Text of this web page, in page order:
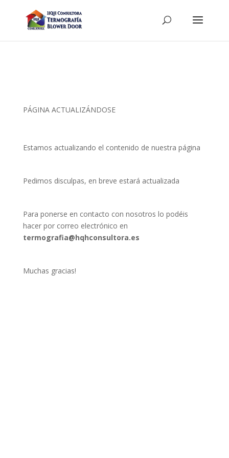
PÁGINA ACTUALIZÁNDOSE
Estamos actualizando el contenido de nuestra página
Pedimos disculpas, en breve estará actualizada
Para ponerse en contacto con nosotros lo podéis
hacer por correo electrónico en
termografia@hqhconsultora.es
Muchas gracias!